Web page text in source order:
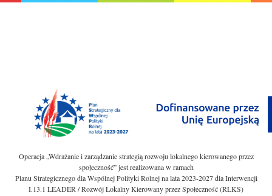
Operacja „Wdrażanie i zarządzanie strategią rozwoju lokalnego kierowanego przez
społeczność” jest realizowana w ramach
Planu Strategicznego dla Wspólnej Polityki Rolnej na lata 2023-2027 dla Interwencji
I.13.1 LEADER / Rozwój Lokalny Kierowany przez Społeczność (RLKS)